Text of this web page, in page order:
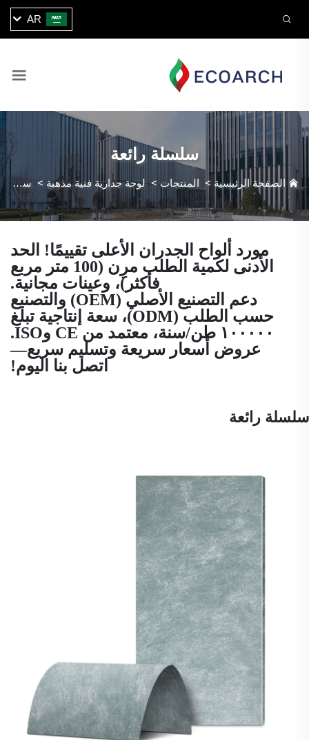
AR
سلسلة رائعة
الصفحة الرئيسية > المنتجات >لوحة جدارية فنية مذهبة > سلسلة رائعة
مورد ألواح الجدران الأعلى تقييمًا! الحد
الأدنى لكمية الطلب مرِن (100 متر مربع
فأكثر)، وعينات مجانية.
دعم التصنيع الأصلي (OEM) والتصنيع
حسب الطلب (ODM)، سعة إنتاجية تبلغ
١٠٠٠٠٠ طن/سنة، معتمد من CE وISO.
عروض أسعار سريعة وتسليم سريع—
اتصل بنا اليوم!
سلسلة رائعة